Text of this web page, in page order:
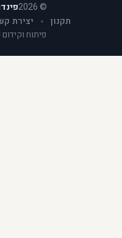
©
2026
תקנון
יצירת
פיתוח וקידום